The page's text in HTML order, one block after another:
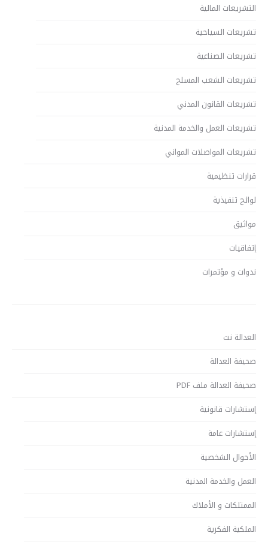
التشريعات المالية
تشريعات السياحية
تشريعات الصناعية
تشريعات الشعب المسلح
تشريعات القانون المدني
تشريعات العمل والخدمة المدنية
تشريعات المواصلات المواني
قرارات تنظيمية
لوائح تنفيذية
مواثيق
إتفاقيات
ندوات و مؤتمرات
العدالة نت
صحيفة العدالة
صحيفة العدالة ملف PDF
إستشارات قانونية
إستشارات عامة
الأحوال الشخصية
العمل والخدمة المدنية
الممتلكات و الأملاك
الملكية الفكرية